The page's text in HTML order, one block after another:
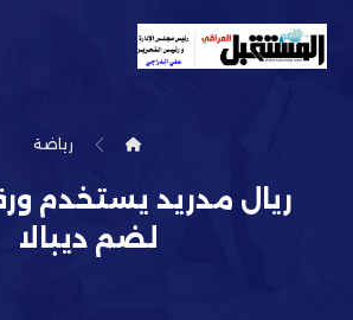
رياضة
ريال مدريد يستخدم
لضم ديبالا